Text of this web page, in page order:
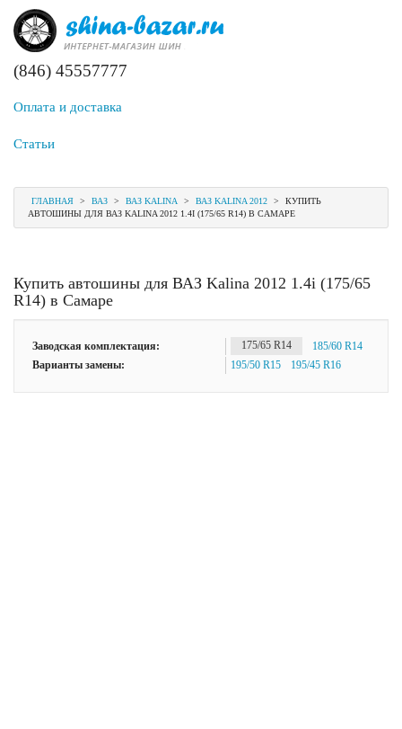
(846) 45557777
Оплата и доставка
Статьи
ГЛАВНАЯ > ВАЗ > ВАЗ KALINA > ВАЗ KALINA 2012 >
КУПИТЬ
АВТОШИНЫ ДЛЯ ВАЗ KALINA 2012 1.4I (175/65 R14) В САМАРЕ
Купить автошины для ВАЗ Kalina 2012 1.4i (175/65
R14) в Самаре
Заводская комплектация: 175/65 R14
185/60 R14
Варианты замены:
195/50 R15 195/45 R16